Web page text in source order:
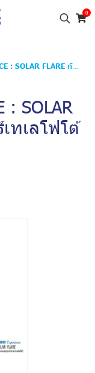
0
กับเลนส์ซุปเปอร์เทเลโฟโต้
: SOLAR
ทเลโฟโต้